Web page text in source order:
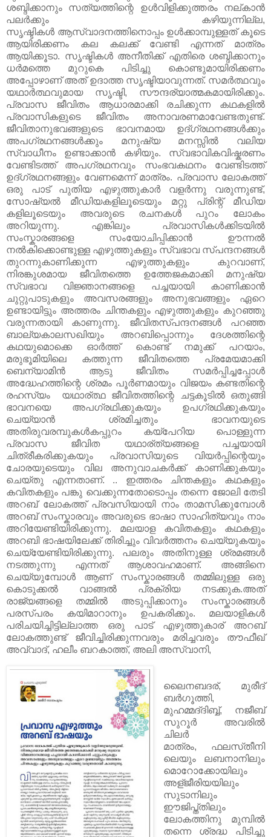
ശബ്ദിക്കാനും സത്യത്തിന്റെ ഉള്‍വിളിക്കുത്തരം നല്കാന്‍
പലര്‍ക്കും കഴിയുന്നില്ല,
സൃഷ്ടികൾ ആസ്വാദനത്തിനൊപ്പം ഉൾക്കാമ്പുള്ളത് കൂടെ
ആയിരിക്കണം കല കലക്ക് വേണ്ടി എന്നത് മാത്രം
ആയിക്കൂടാ. സൃഷ്ടികൾ അനീതിക്ക് എതിരെ ശബ്ദിക്കാനും
ധര്‍മത്തെ മുറുകെ പിടിച്ചു കൊണ്ടുമായിരിക്കണം
അപ്പോഴാണ് അത് ഉദാത്ത സൃഷ്ടിയാവുന്നത്. സമര്‍ത്ഥവും
യഥാര്‍ത്ഥവുമായ സൃഷ്ടി, സൗന്ദര്യാത്മകമായിരിക്കും.
പ്രവാസ ജീവിതം ആധാരമാക്കി രചിക്കുന്ന കഥകളില്‍
പ്രവാസികളുടെ ജീവിതം അനാവരണമാവേണ്ടതുണ്ട്.
ജീവിതാനുഭവങ്ങളുടെ ഭാവനമായ ഉദ്ഗ്രഥനങ്ങള്‍ക്കും
അപഗ്രഥനങ്ങള്‍ക്കും മനുഷ്യ മനസ്സില്‍ വലിയ
സ്വാധീനം ഉണ്ടാക്കാന്‍ കഴിയും. സ്വഭാവികവിഷ്കരണം
വേണ്ടിടത്ത് അപഗ്രഥനവും സംഭവകഥനം വേണ്ടിടത്ത്
ഉദ്ഗ്രഥനങ്ങളും വേണമെന്ന് മാത്രം. പ്രവാസ ലോകത്ത്
ഒരു പാട് പുതിയ എഴുത്തുകാർ വളർന്നു വരുന്നുണ്ട്,
സോഷ്യൽ മീഡിയകളിലൂടെയും മറ്റു പ്രിന്റ്‌ മീഡിയ
കളിലൂടെയും അവരുടെ രചനകൾ പുറം ലോകം
അറിയുന്നു. എങ്കിലും പ്രവാസികൾക്കിടയിൽ
സംസ്കാരങ്ങളെ സംയോചിപ്പിക്കാൻ ഊന്നല്‍
നല്‍കിക്കൊണ്ടുള്ള എഴുത്തുകളും സ്വഭാവ സ്പന്ദനങ്ങള്‍
തുറന്നുകാണിക്കുന്ന എഴുത്തുകളും കുറവാണ്,
നിരങ്കുശമായ ജീവിതത്തെ ഉത്തേജകമാക്കി മനുഷ്യ
സ്വഭാവ വിജ്ഞാനങ്ങളെ പച്ചയായി കാണിക്കാന്‍
ചുറ്റുപാടുകളും അവസരങ്ങളും അനുഭവങ്ങളും ഏറെ
ഉണ്ടായിട്ടും അത്തരം ചിന്തകളും എഴുത്തുകളും കുറഞ്ഞു
വരുന്നതായി കാണുന്നു. ജീവിതസ്പന്ദനങ്ങള്‍ പറഞ്ഞ
ബാല്യകാലസഖിയും അറബിപ്പൊന്നും ദേശത്തിന്റെ
കഥയുമൊക്കെ ഓര്‍ത്ത് കൊണ്ട് നമുക്ക് പറയാം,
മരുഭൂമിയിലെ കത്തുന്ന ജീവിതത്തെ പ്രമേയമാക്കി
ബെന്യാമിന്‍ ആടു ജീവിതം സമര്‍പ്പിച്ചപ്പോള്‍
അദ്ധേഹത്തിന്റെ ശ്രമം പൂര്‍ണമായും വിജയം കണ്ടതിന്റെ
രഹസ്യം യഥാര്ത്ഥ ജീവിതത്തിന്റെ
ചട്ടകൂടില്‍ ഒതുങ്ങി
ഭാവനയെ അപഗ്രഥിക്കുകയും ഉപഗ്രഥിക്കുകയും
ചെയ്യാന്‍ ശ്രമിച്ചതും ഭാവനയുടെ
അതിരുവരമ്പുകള്‍കപ്പുറം കയ്പേറിയ പൊള്ളുന്ന
പ്രവാസ ജീവിത യഥാര്ത്യങ്ങളെ പച്ചയായി
ചിത്രീകരിക്കുകയും പ്രവാസിയുടെ വിയര്‍പ്പിന്റെയും
ചോരയുടെയും വില അനുവാചകര്‍ക്ക് കാണിക്കുകയും
ചെയ്തു എന്നതാണ്. .. ഇത്തരം ചിന്തകളും കഥകളും
കവിതകളും പങ്കു വെക്കുന്നതോടൊപ്പം തന്നെ ജോലി തേടി
അറബ് ലോകത്ത് പ്രവസിയായി നാം താമസിക്കുമ്പോൾ
അറബ് സംസ്കാരവും അവരുടെ ഭാഷാ സാഹിത്യവും നാം
അറിയേണ്ടിയിരിക്കുന്നു. മലയാള കവിതകളും കഥകളും
അറബി ഭാഷയിലേക്ക് തിരിച്ചും വിവർത്തനം ചെയ്യുകയും
ചെയ്യേണ്ടിയിരിക്കുന്നു. പലരും അതിനുള്ള ശ്രമങ്ങൾ
നടത്തുന്നു എന്നത് ആശാവഹമാണ്. അങ്ങിനെ
ചെയ്യുമ്പോൾ ആണ് സംസ്കാരങ്ങൾ തമ്മിലുള്ള ഒരു
കൊടുക്കൽ വാങ്ങൽ പ്രക്രിയ നടക്കുക.അത്
രാജ്യങ്ങളെ തമ്മിൽ അടുപ്പിക്കാനും സംസ്കാരങ്ങൾ
പരസ്പരം കയിമാറാനും ഉപകരിക്കും. മലയാളികൾ
പരിചയിച്ചിട്ടില്ലാത്ത ഒരു പാട് എഴുത്തുകാര് അറബ്
ലോകത്തുണ്ട് ജീവിച്ചിരിക്കുന്നവരും മരിച്ചവരും തൗഫീഖ്‌
അവ്വാദ്, ഹലീം ബറകാത്ത്‌, അലി അസ്‌വാനി,
ലൈനബദര്, മുരീദ്‌
ബര്‍ഗൂത്തി,
മുഹമ്മദ്‌ദിബ്ബ്‌, നജീബ്‌
സുറൂര്‍ അവരിൽ
ചിലർ
മാത്രം, ഫലസ്‌തീനി
ലെയും ലബനാനിലും
മൊറോക്കോയിലും
അള്ജീരിയയിലും
സുടാനിലും
ഈജിപ്ത്തിലും
ലോകത്തിനു മുമ്പില്‍
തന്നെ ശ്രദ്ധ പിടിച്ചു